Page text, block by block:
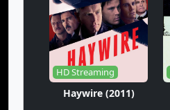
HD Streaming
Haywire (2011)